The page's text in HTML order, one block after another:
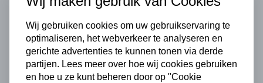
Wij gebruiken cookies om uw gebruikservaring te
optimaliseren, het webverkeer te analyseren en
gerichte advertenties te kunnen tonen via derde
partijen. Lees meer over hoe wij cookies gebruiken
en hoe u ze kunt beheren door op "Cookie